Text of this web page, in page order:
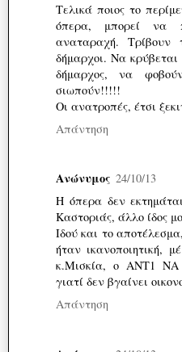
Τελικά ποιος το
όπερα, μπορεί να
αναταραχή. Τρίβουν
δήμαρχοι. Να
δήμαρχος, να
σιωπούν!!!!!
Οι ανατροπές, έτσι
Απάντηση
Ανώνυμος 24/10/13
Η όπερα δεν
Καστοριάς, άλλο ίδος
Ιδού και το
ήταν ικανοποιητική,
κ.Μισκία, ο ΑΝΤ1 ΝΑ
γιατί δεν βγαίνει
Απάντηση